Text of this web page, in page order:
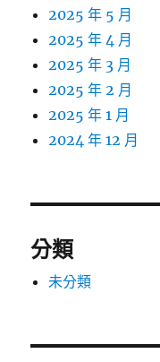
2025 年 5 月
2025 年 4 月
2025 年 3 月
2025 年 2 月
2025 年 1 月
2024 年 12 月
分類
未分類